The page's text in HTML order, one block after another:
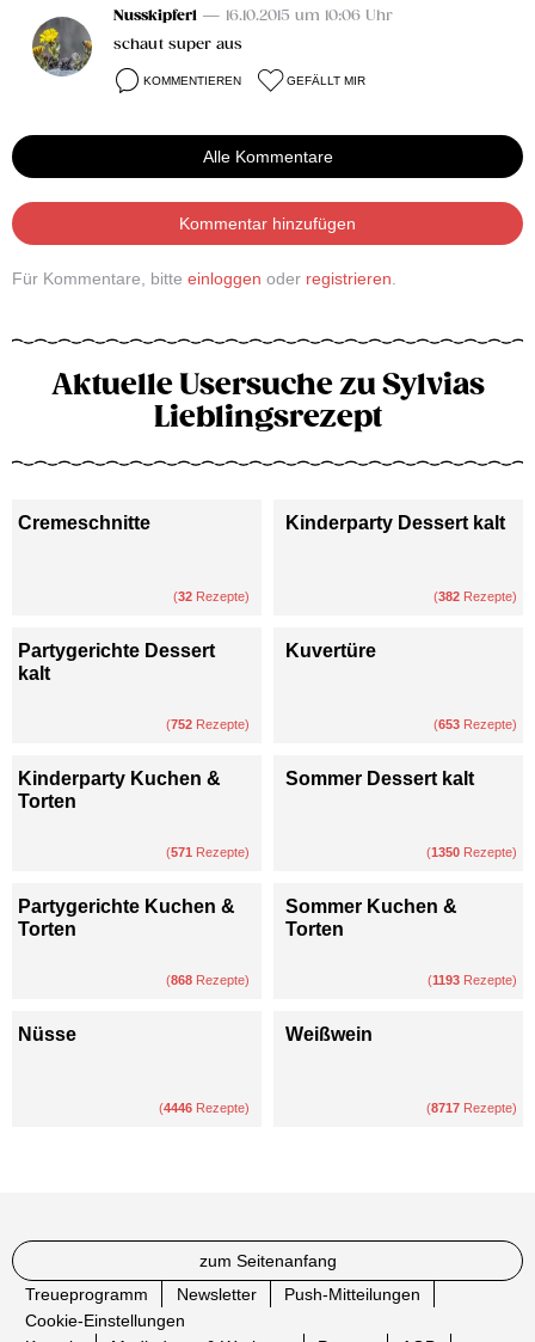
Nusskipferl — 16.10.2015 um 10:06 Uhr
schaut super aus
KOMMENTIEREN GEFÄLLT MIR
Alle Kommentare
Kommentar hinzufügen
Für Kommentare, bitte einloggen oder registrieren
Aktuelle Usersuche zu Sylvias
Lieblingsrezept
Cremeschnitte
(32 Rezepte)
Kinderparty Dessert kalt
(382 Rezepte)
Partygerichte Dessert
kalt
(752 Rezepte)
Kuvertüre
(653 Rezepte)
Kinderparty Kuchen &
Torten
(571 Rezepte)
Sommer Dessert kalt
(1350 Rezepte)
Partygerichte Kuchen &
Torten
(868 Rezepte)
Sommer Kuchen &
Torten
(1193 Rezepte)
Nüsse
(4446 Rezepte)
Weißwein
(8717 Rezepte)
zum Seitenanfang
Treueprogramm
Newsletter
Push-Mitteilungen
Cookie-Einstellungen